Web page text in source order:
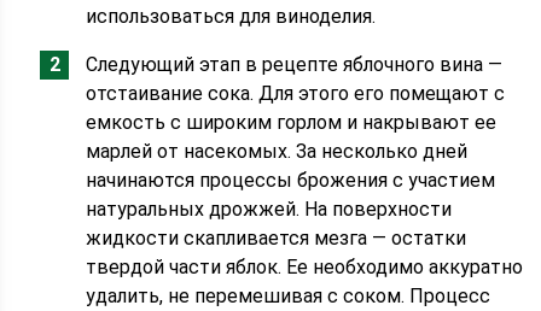
использоваться для виноделия.
Следующий этап в рецепте яблочного вина —
отстаивание сока. Для этого его помещают с
емкость с широким горлом и накрывают ее
марлей от насекомых. За несколько дней
начинаются процессы брожения с участием
натуральных дрожжей. На поверхности
жидкости скапливается мезга — остатки
твердой части яблок. Ее необходимо аккуратно
удалить, не перемешивая с соком. Процесс